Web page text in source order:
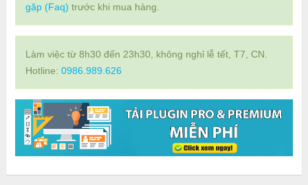
gặp (Faq) trước khi mua hàng.
Làm việc từ 8h30 đến 23h30, không nghỉ lễ tết, T7, CN.
Hotline: 0986.989.626